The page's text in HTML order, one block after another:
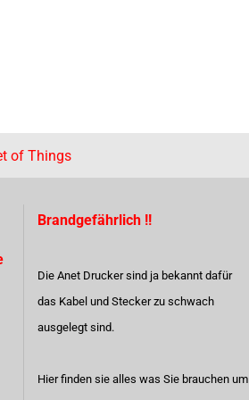
of Things
Brandgefährlich !!
Die Anet Drucker sind ja bekannt dafür
das Kabel und Stecker zu schwach
ausgelegt sind.
Hier finden sie alles was Sie brauchen um